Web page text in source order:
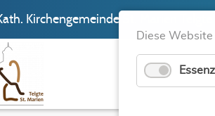
Kirchengemeinde St. Marien Telgte
Diese